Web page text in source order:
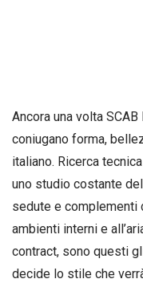
Ancora una volta
coniugano forma,
italiano. Ricerca
uno studio costante
sedute e complementi
ambienti interni e
contract, sono questi
decide lo stile che